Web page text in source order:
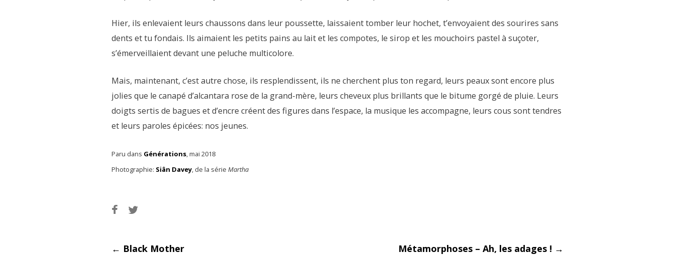
Hier, ils enlevaient leurs chaussons dans leur poussette, laissaient tomber leur hochet, t’envoyaient des sourires sans
dents et tu fondais. Ils aimaient les petits pains au lait et les compotes, le sirop et les mouchoirs pastel à suçoter,
s’émerveillaient devant une peluche multicolore.
Mais, maintenant, c’est autre chose, ils resplendissent, ils ne cherchent plus ton regard, leurs peaux sont encore plus
jolies que le canapé d’alcantara rose de la grand-mère, leurs cheveux plus brillants que le bitume gorgé de pluie. Leurs
doigts sertis de bagues et d’encre créent des figures dans l’espace, la musique les accompagne, leurs cous sont tendres
et leurs paroles épicées: nos jeunes.
Paru dans Générations, mai 2018
Photographie: Siân Davey, de la série Martha
← Black Mother Métamorphoses – Ah, les adages ! →